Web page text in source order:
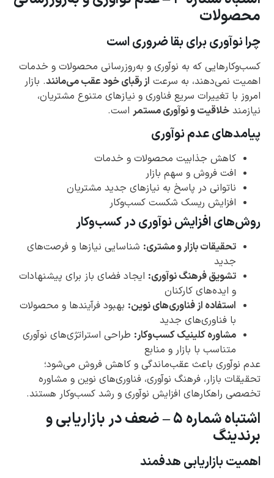
محصولات
چرا نوآوری برای بقا ضروری است
کسب‌وکارهایی که به نوآوری و به‌روزرسانی محصولات و خدمات
اهمیت نمی‌دهند، به سرعت از رقبای خود عقب می‌مانند. بازار
امروز با تغییرات سریع فناوری و نیازهای متنوع مشتریان،
نیازمند خلاقیت و نوآوری مستمر است.
پیامدهای عدم نوآوری
کاهش جذابیت محصولات و خدمات
افت فروش و سهم بازار
ناتوانی در پاسخ به نیازهای جدید مشتریان
افزایش ریسک شکست کسب‌وکار
روش‌های افزایش نوآوری در کسب‌وکار
تحقیقات بازار و مشتری: شناسایی نیازها و فرصت‌های
جدید
تشویق فرهنگ نوآوری: ایجاد فضای باز برای پیشنهادات
و ایده‌های کارکنان
استفاده از فناوری‌های نوین: بهبود فرآیندها و محصولات
با فناوری‌های جدید
مشاوره کلینیک کسب‌وکار: طراحی استراتژی‌های نوآوری
متناسب با بازار و منابع
عدم نوآوری باعث عقب‌ماندگی و کاهش فروش می‌شود؛
تحقیقات بازار، فرهنگ نوآوری، فناوری‌های نوین و مشاوره
تخصصی راهکارهای افزایش نوآوری و رشد کسب‌وکار هستند.
اشتباه شماره ۵ – ضعف در بازاریابی و
برندینگ
اهمیت بازاریابی هدفمند